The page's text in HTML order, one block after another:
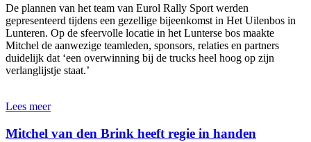
De plannen van het team van Eurol Rally Sport werden
gepresenteerd tijdens een gezellige bijeenkomst in Het Uilenbos in
Lunteren. Op de sfeervolle locatie in het Lunterse bos maakte
Mitchel de aanwezige teamleden, sponsors, relaties en partners
duidelijk dat ‘een overwinning bij de trucks heel hoog op zijn
verlanglijstje staat.’
Lees meer
Mitchel van den Brink heeft regie in handen